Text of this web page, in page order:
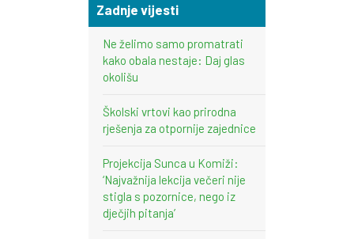
Zadnje vijesti
Ne želimo samo promatrati
kako obala nestaje: Daj glas
okolišu
Školski vrtovi kao prirodna
rješenja za otpornije zajednice
Projekcija Sunca u Komiži:
‘Najvažnija lekcija večeri nije
stigla s pozornice, nego iz
dječjih pitanja’